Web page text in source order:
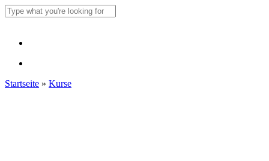
Skip
to
content
Menu
Startseite » Kurse